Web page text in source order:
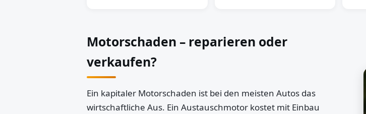
Motorschaden – reparieren oder
verkaufen?
Ein kapitaler Motorschaden ist bei den meisten Autos das
wirtschaftliche Aus. Ein Austauschmotor kostet mit Einbau